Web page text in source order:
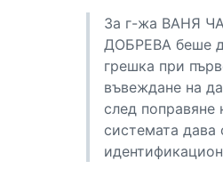
За г-жа ВАНЯ
ДОБРЕВА беше
грешка при
въвеждане на
след поправяне
системата дава